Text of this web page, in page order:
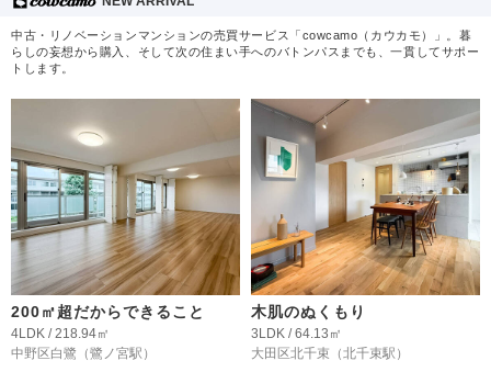
中古・リノベーションマンションの売買サービス「cowcamo（カウカモ）」。暮
らしの妄想から購入、そして次の住まい手へのバトンパスまでも、一貫してサポー
トします。
200㎡超だからできること
4LDK / 218.94㎡
中野区白鷺 （鷺ノ宮駅）
木肌のぬくもり
3LDK / 64.13㎡
大田区北千束 （北千束駅）